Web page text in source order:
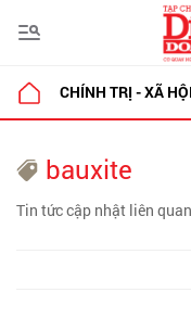
CHÍNH TRỊ - XÃ HỘI
bauxite
Tin tức cập nhật liên